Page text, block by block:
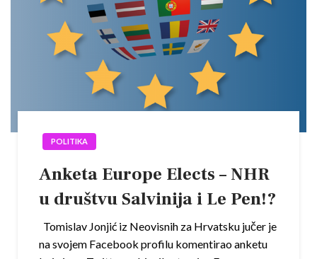
POLITIKA
Anketa Europe Elects – NHR
u društvu Salvinija i Le Pen!?
Tomislav Jonjić iz Neovisnih za Hrvatsku jučer je
na svojem Facebook profilu komentirao anketu